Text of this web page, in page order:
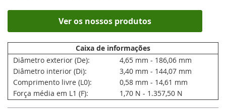
Ver os nossos produtos
Caixa de informações
Diâmetro exterior (De):
4,65 mm - 186,06 mm
Diâmetro interior (Di):
3,40 mm - 144,07 mm
Comprimento livre (L0):
0,58 mm - 14,61 mm
Força média em L1 (F):
1,70 N - 1.357,50 N